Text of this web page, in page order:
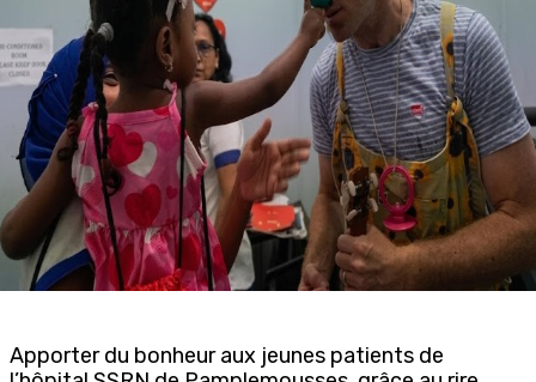
Apporter du bonheur aux jeunes patients de